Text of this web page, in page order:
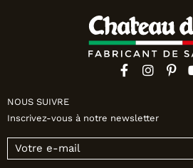
NOUS SUIVRE
Inscrivez-vous à notre newsletter